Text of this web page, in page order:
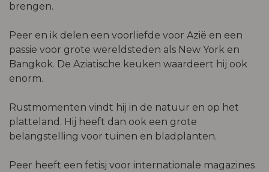
brengen.
Peer en ik delen een voorliefde voor Azië en een
passie voor grote wereldsteden als New York en
Bangkok. De Aziatische keuken waardeert hij ook
enorm.
Rustmomenten vindt hij in de natuur en op het
platteland. Hij heeft dan ook een grote
belangstelling voor tuinen en bladplanten.
Peer heeft een fetisj voor internationale magazines